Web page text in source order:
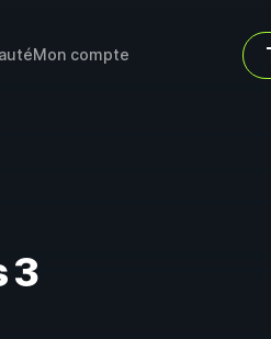
Mon compte
3